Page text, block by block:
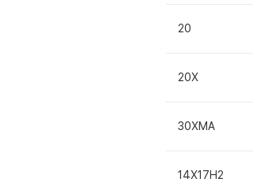
20
20Х
30ХМА
14Х17Н2